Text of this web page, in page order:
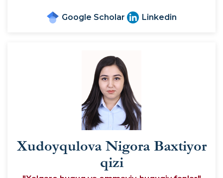
Google Scholar Linkedin
Xudoyqulova Nigora Baxtiyor
qizi